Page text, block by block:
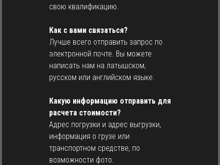
свою квалификацию.
Как с вами связаться?
Лучше всего отправить запрос по
электронной почте. Вы можете
написать нам на латышском,
русском или английском языке.
Какую информацию отправить для
расчета стоимости?
Адрес погрузки и адрес выгрузки,
информация о грузе или
транспортном средстве, по
возможности фото.